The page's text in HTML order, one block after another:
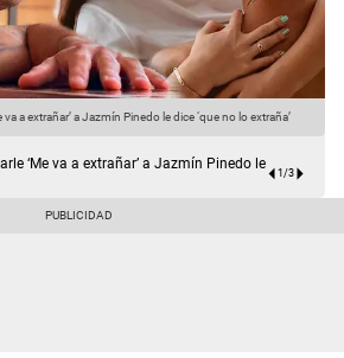
a extrañar’ a Jazmín Pinedo le dice ‘que no lo extraña’
‘Me va a extrañar’ a Jazmín Pinedo le
1/3